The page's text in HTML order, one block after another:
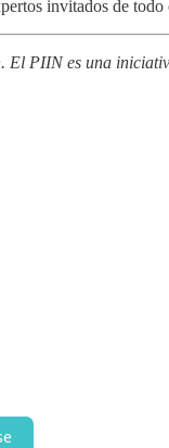
invitados de
PIIN es una